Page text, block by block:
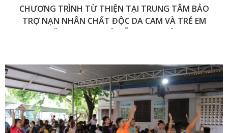
CHƯƠNG TRÌNH TỪ THIỆN TẠI TRUNG TÂM BẢO
TRỢ NẠN NHÂN CHẤT ĐỘC DA CAM VÀ TRẺ EM